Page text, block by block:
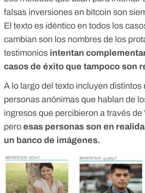
falsas inversiones en bitcoin son
El texto es idéntico en todos los
cambian son los nombres de los
testimonios intentan
casos de éxito que tampoco son
A lo largo del texto incluyen distintos
personas anónimas que hablan de
ingresos que percibieron a través
pero esas personas son en
un banco de imágenes.